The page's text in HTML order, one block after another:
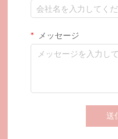
メッセージ
送